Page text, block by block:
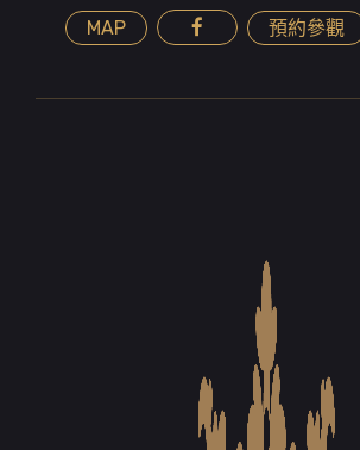
MAP 預約參觀